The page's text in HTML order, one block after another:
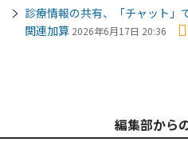
診療情報の共有、「チャット
関連加算 2026年6月17日 20:36
編集部から